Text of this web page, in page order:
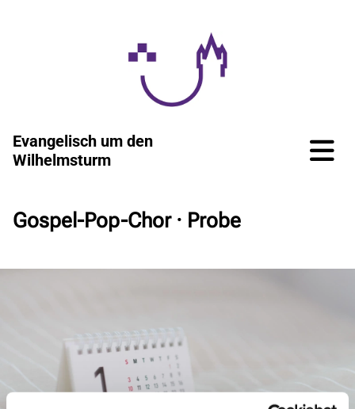
Evangelisch um den
Wilhelmsturm
Gospel-Pop-Chor · Probe